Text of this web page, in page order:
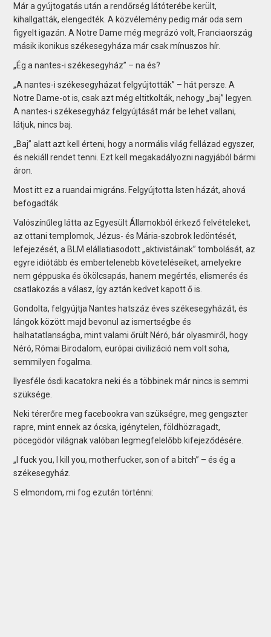
Már a gyújtogatás után a rendőrség látóterébe került,
kihallgatták, elengedték. A közvélemény pedig már oda sem
figyelt igazán. A Notre Dame még megrázó volt, Franciaország
másik ikonikus székesegyháza már csak mínuszos hír.
„Ég a nantes-i székesegyház” – na és?
„A nantes-i székesegyházat felgyújtották” – hát persze. A
Notre Dame-ot is, csak azt még eltitkolták, nehogy „baj” legyen.
A nantes-i székesegyház felgyújtását már be lehet vallani,
látjuk, nincs baj.
„Baj” alatt azt kell érteni, hogy a normális világ fellázad egyszer,
és nekiáll rendet tenni. Ezt kell megakadályozni nagyjából bármi
áron.
Most itt ez a ruandai migráns. Felgyújtotta Isten házát, ahová
befogadták.
Valószínűleg látta az Egyesült Államokból érkező felvételeket,
az ottani templomok, Jézus- és Mária-szobrok ledöntését,
lefejezését, a BLM elállatiasodott „aktivistáinak” tombolását, az
egyre idiótább és embertelenebb követeléseiket, amelyekre
nem géppuska és ökölcsapás, hanem megértés, elismerés és
csatlakozás a válasz, így aztán kedvet kapott ő is.
Gondolta, felgyújtja Nantes hatszáz éves székesegyházát, és
lángok között majd bevonul az ismertségbe és
halhatatlanságba, mint valami őrült Néró, bár olyasmiről, hogy
Néró, Római Birodalom, európai civilizáció nem volt soha,
semmilyen fogalma.
Ilyesféle ósdi kacatokra neki és a többinek már nincs is semmi
szüksége.
Neki térerőre meg facebookra van szükségre, meg gengszter
rapre, mint ennek az ócska, igénytelen, földhözragadt,
pöcegödör világnak valóban legmegfelelőbb kifejeződésére.
„I fuck you, I kill you, motherfucker, son of a bitch” – és ég a
székesegyház.
S elmondom, mi fog ezután történni: